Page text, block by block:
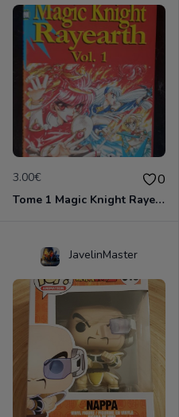
3.00€ 0
Tome 1 Magic Knight Rayearth
JavelinMaster